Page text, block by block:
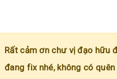
Rất cảm ơn chư vị đạo hữu
đang fix nhé, không có